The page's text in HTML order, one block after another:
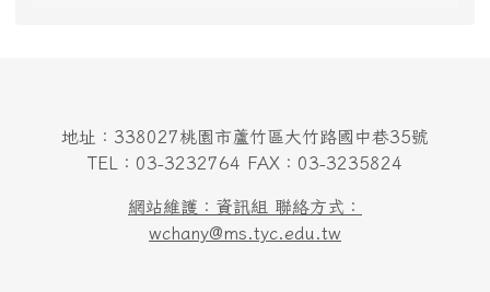
地址：338027桃園市蘆竹區大竹路國中巷35號
TEL：03-3232764 FAX：03-3235824
網站維護：資訊組 聯絡方式：
wchany@ms.tyc.edu.tw